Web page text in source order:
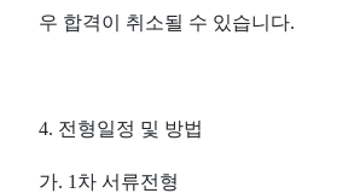
우 합격이 취소될 수 있습니다.
4. 전형일정 및 방법
가. 1 차 서류전형